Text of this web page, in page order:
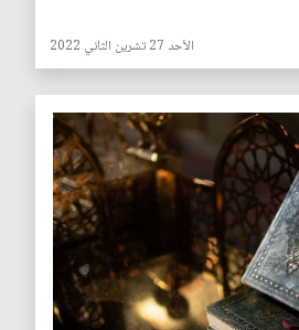
الأحد 27 تشرين الثاني 2022